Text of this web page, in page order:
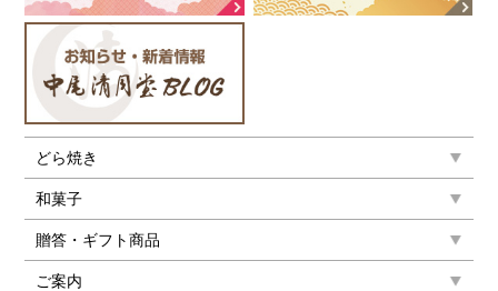
どら焼き
和菓子
贈答・ギフト商品
ご案内